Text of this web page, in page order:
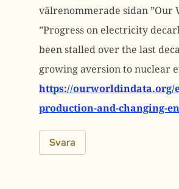
välrenommerade sidan ”Our
”Progress on electricity
been stalled over the last
growing aversion to nuclear
https://ourworldindata.org/
production-and-changing-
Svara